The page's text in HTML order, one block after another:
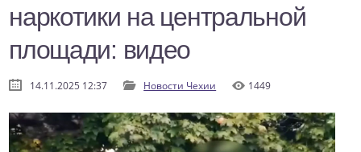
наркотики на центральной
площади: видео
14.11.2025 12:37 Новости Чехии 1449